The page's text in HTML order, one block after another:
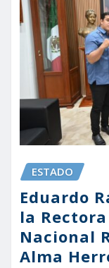
ESTADO
Eduardo
la
Nacional
Alma